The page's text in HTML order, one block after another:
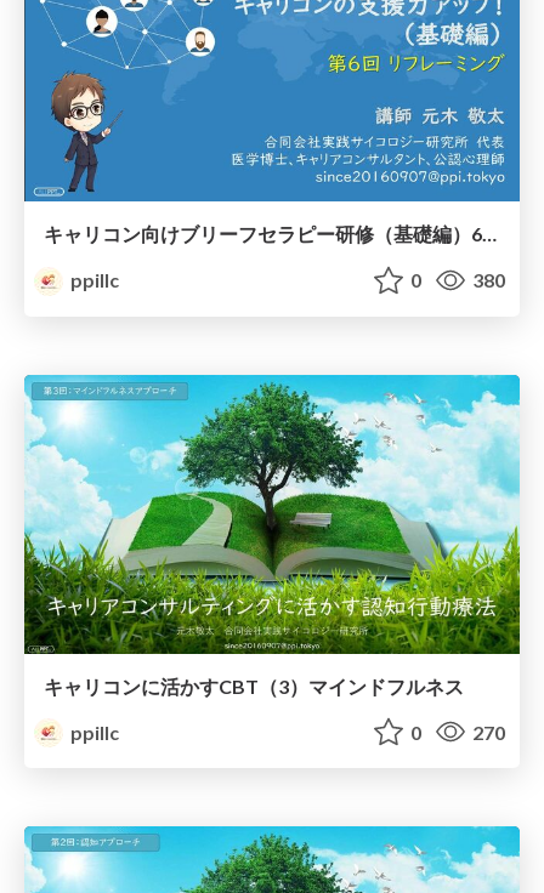
キャリコン向けブリーフセラピー研修（基礎編）6「リフレーミング」
ppillc
0 380
キャリコンに活かすCBT（3）マインドフルネス
ppillc
0 270